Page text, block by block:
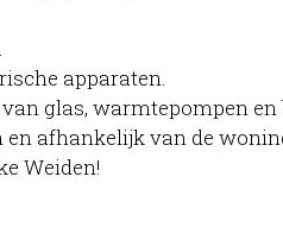
apparaten.
glas, warmtepompen en
en afhankelijk van de
Weiden!